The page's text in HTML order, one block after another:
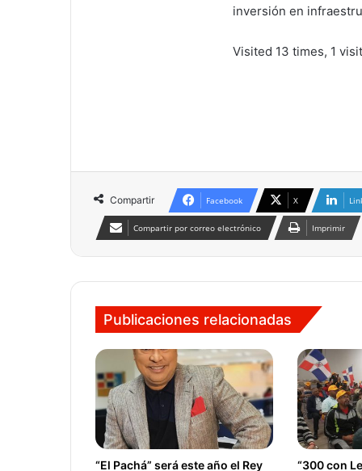
inversión en
Visited 13 times, 1
Compartir Facebook X
Compartir por correo electrónico Imprimir
Publicaciones relacionadas
“El Pachá” será este año el Rey
“300 con